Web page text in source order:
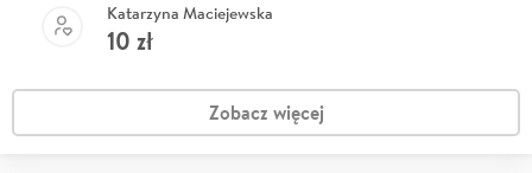
Katarzyna Maciejewska
10 zł
Zobacz więcej